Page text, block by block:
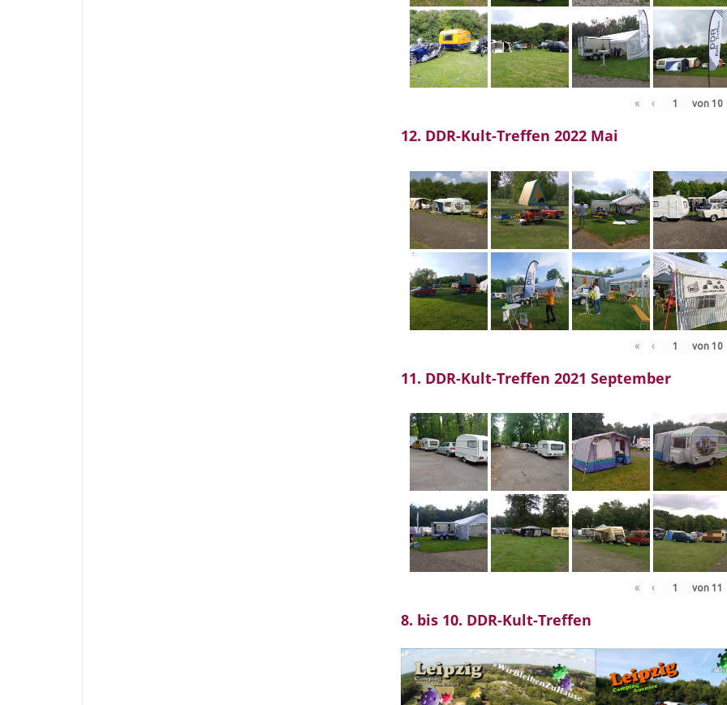
« ‹ von10
12. DDR-Kult-Treffen 2022 Mai
« ‹ von10
11. DDR-Kult-Treffen 2021 September
« ‹ von11
8. bis 10. DDR-Kult-Treffen